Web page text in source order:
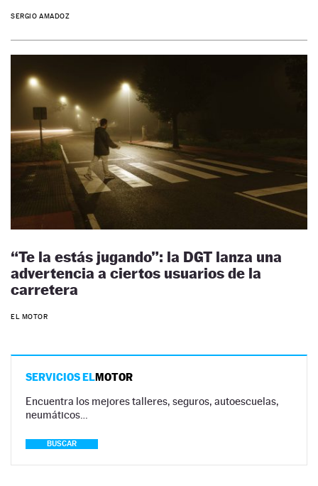
SERGIO AMADOZ
“Te la estás jugando”: la DGT lanza una
advertencia a ciertos usuarios de la
carretera
EL MOTOR
SERVICIOS ELMOTOR
Encuentra los mejores talleres, seguros, autoescuelas,
neumáticos…
BUSCAR